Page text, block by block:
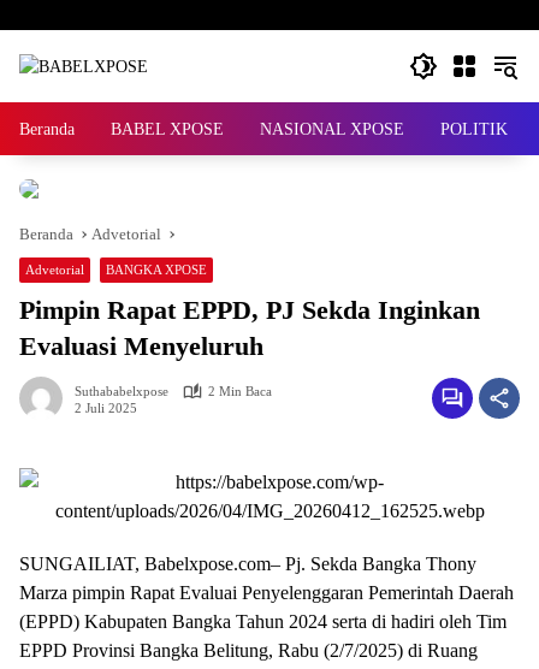
Beranda BABEL XPOSE NASIONAL XPOSE POLITIK
Beranda Advetorial
Advetorial BANGKA XPOSE
Pimpin Rapat EPPD, PJ Sekda Inginkan
Evaluasi Menyeluruh
Suthababelxpose
2 Min Baca
2 Juli 2025
SUNGAILIAT, Babelxpose.com– Pj. Sekda Bangka Thony
Marza pimpin Rapat Evaluai Penyelenggaran Pemerintah Daerah
(EPPD) Kabupaten Bangka Tahun 2024 serta di hadiri oleh Tim
EPPD Provinsi Bangka Belitung, Rabu (2/7/2025) di Ruang